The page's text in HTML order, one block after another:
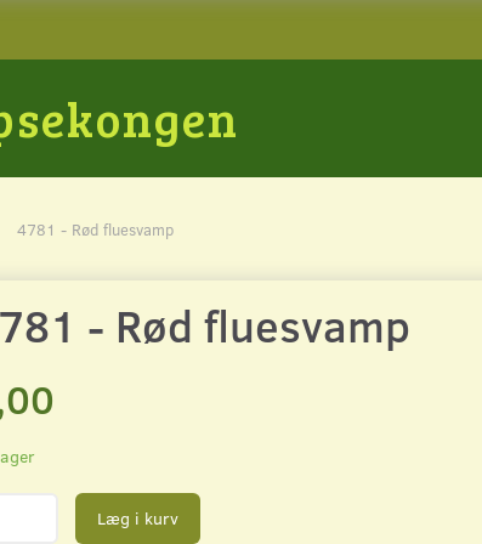
4781 - Rød fluesvamp
- Rød fluesvamp
Læg i kurv